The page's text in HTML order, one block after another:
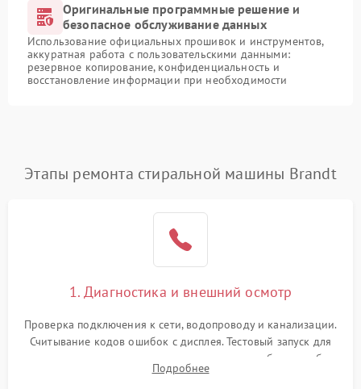
Оригинальные программные решение и
безопасное обслуживание данных
Использование официальных прошивок и инструментов,
аккуратная работа с пользовательскими данными:
резервное копирование, конфиденциальность и
восстановление информации при необходимости
Этапы ремонта стиральной машины Brandt
1. Диагностика и внешний осмотр
Проверка подключения к сети, водопроводу и канализации.
Считывание кодов ошибок с дисплея. Тестовый запуск для
выявления посторонних шумов, протечек или сбоев в работе
электронного модуля управления.
Подробнее